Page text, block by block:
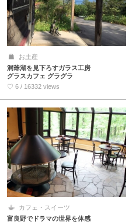
お土産
洞爺湖を見下ろすガラス工房
グラスカフェ グラグラ
♡ 6 / 16332 views
カフェ・スイーツ
富良野でドラマの世界を体感